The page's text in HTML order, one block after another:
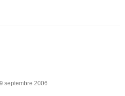
septembre 2006